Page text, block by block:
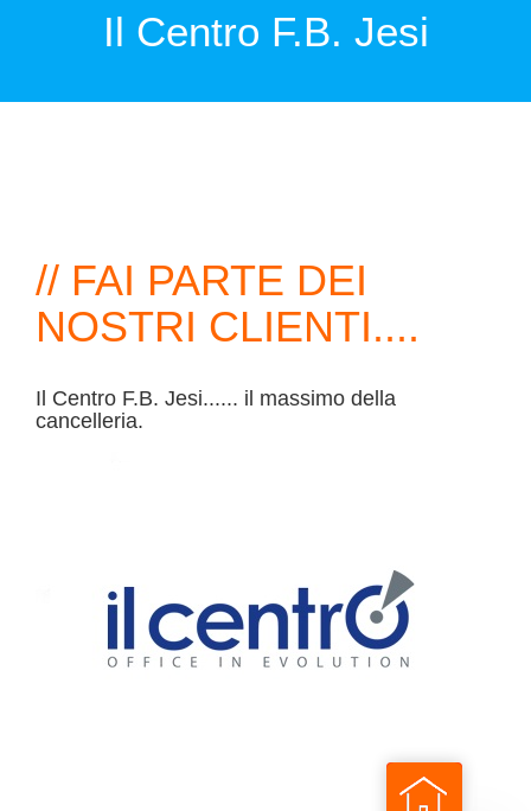
Il Centro F.B. Jesi
// FAI PARTE DEI
NOSTRI CLIENTI....
Il Centro F.B. Jesi...... il massimo della
cancelleria.